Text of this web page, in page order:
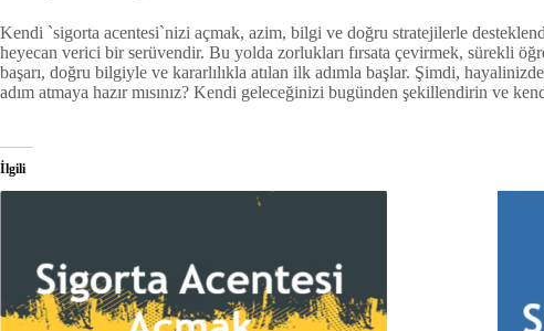
Kendi `sigorta acentesi`nizi açmak, azim, bilgi ve doğru stratejilerle
heyecan verici bir serüvendir. Bu yolda zorlukları fırsata çevirmek, sürekli
başarı, doğru bilgiyle ve kararlılıkla atılan ilk adımla başlar. Şimdi,
adım atmaya hazır mısınız? Kendi geleceğinizi bugünden şekillendirin ve
İlgili